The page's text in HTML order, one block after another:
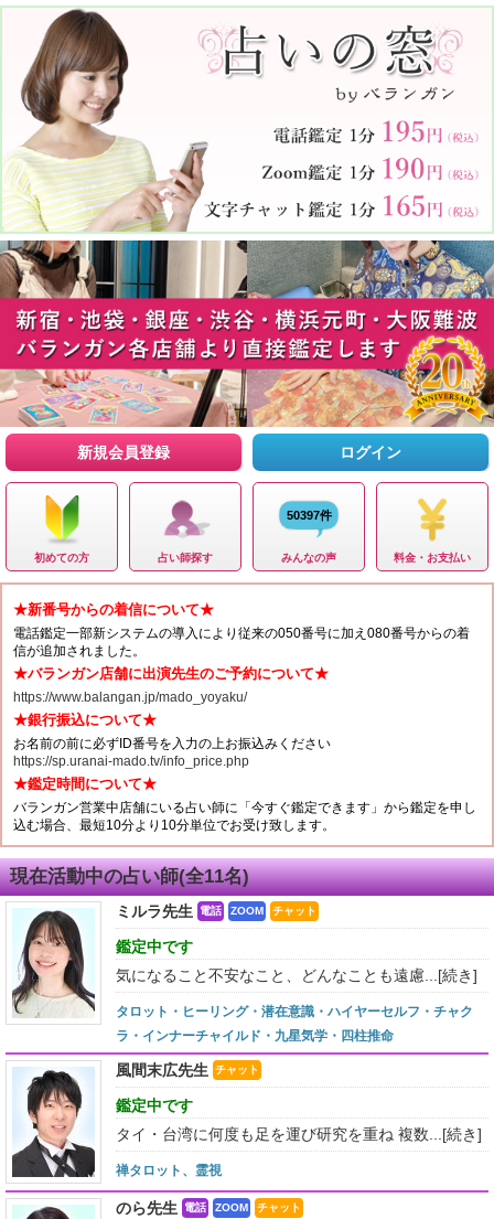
新規会員登録 ログイン
初めての方 占い師探す
50397件
みんなの声 料金・お支払い
★新番号からの着信について★
電話鑑定一部新システムの導入により従来の050番号に加え080番号からの着
信が追加されました。
★バランガン店舗に出演先生のご予約について★
https://www.balangan.jp/mado_yoyaku/
★銀行振込について★
お名前の前に必ずID番号を入力の上お振込みください
https://sp.uranai-mado.tv/info_price.php
★鑑定時間について★
バランガン営業中店舗にいる占い師に「今すぐ鑑定できます」から鑑定を申し
込む場合、最短10分より10分単位でお受け致します。
現在活動中の占い師(全11名)
ミルラ先生 電話 ZOOM チャット
鑑定中です
気になること不安なこと、どんなことも遠慮... [続き]
タロット・ヒーリング・潜在意識・ハイヤーセルフ・チャク
ラ・インナーチャイルド・九星気学・四柱推命
風間末広先生 チャット
鑑定中です
タイ・台湾に何度も足を運び研究を重ね 複数... [続き]
禅タロット、霊視
のら先生 電話 ZOOM チャット